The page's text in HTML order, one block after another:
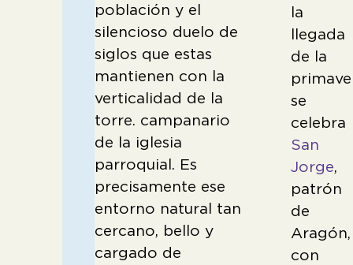
población y el
silencioso duelo de
siglos que estas
mantienen con la
verticalidad de la
torre. campanario
de la iglesia
parroquial. Es
precisamente ese
entorno natural tan
cercano, bello y
cargado de
la
llegada
de la
se
celebra
San
Jorge,
patrón
de
Aragón,
con